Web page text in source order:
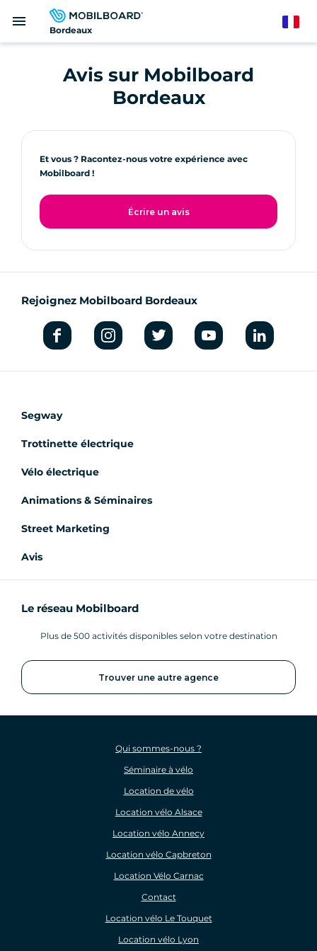
Bordeaux
menu
Avis sur Mobilboard
Bordeaux
Et vous ? Racontez-nous votre expérience avec
Mobilboard !
Écrire un avis
Rejoignez Mobilboard Bordeaux
Segway
Trottinette électrique
Vélo électrique
Animations & Séminaires
Street Marketing
Avis
Le réseau Mobilboard
Plus de 500 activités disponibles selon votre destination
Trouver une autre agence
Qui sommes-nous ?
Séminaire à vélo
Location de vélo
Location vélo Alsace
Location vélo Annecy
Location vélo Capbreton
Location Vélo Carnac
Contact
Location vélo Le Touquet
Location vélo Lyon